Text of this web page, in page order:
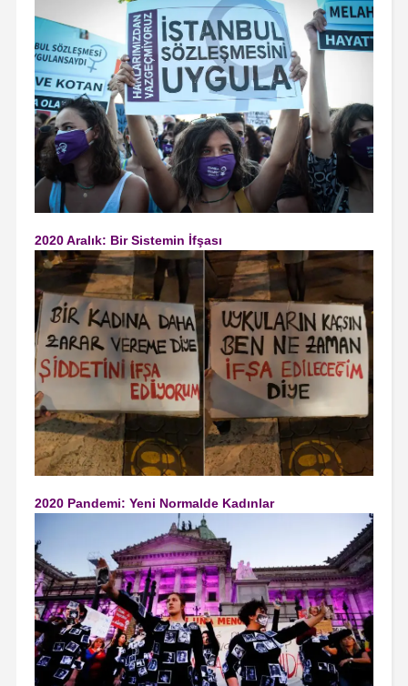
2020 Aralık: Bir Sistemin İfşası
2020 Pandemi: Yeni Normalde Kadınlar